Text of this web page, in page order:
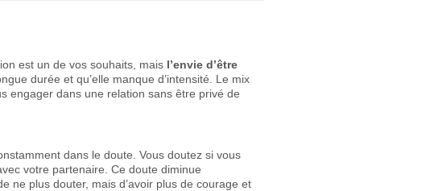
est un de vos souhaits, mais l’envie d’être
durée et qu’elle manque d’intensité. Le mix
engager dans une relation sans être privé de
dans le doute. Vous doutez si vous
votre partenaire. Ce doute diminue
ne plus douter, mais d’avoir plus de courage et